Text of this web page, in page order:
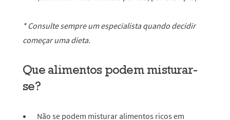
* Consulte sempre um especialista quando decidir
começar uma dieta.
Que alimentos podem misturar-
se?
Não se podem misturar alimentos ricos em